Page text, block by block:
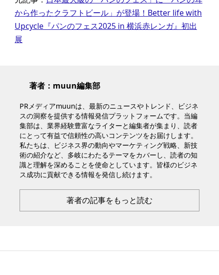
から作ったクラフトビール」が登場！Better life with
Upcycle『パンのフェス2025 in 横浜赤レンガ』初出
展
著者：muun編集部
PRメディアmuunは、最新のニュースやトレンド、ビジネ
スの洞察を提供する情報発信プラットフォームです。当編
集部は、業界経験豊富なライターと編集者が集まり、読者
にとって有益で信頼性の高いコンテンツをお届けします。
私たちは、ビジネス界の動向やマーケティング戦略、新技
術の紹介など、多岐にわたるテーマをカバーし、読者の知
識と理解を深めることを使命としています。皆様のビジネ
ス成功に貢献できる情報を発信し続けます。
著者の記事をもっと読む